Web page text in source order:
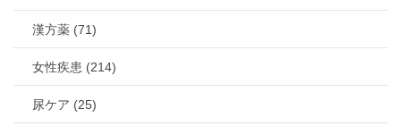
漢方薬 (71)
女性疾患 (214)
尿ケア (25)